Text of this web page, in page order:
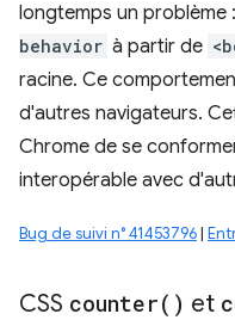
longtemps un problème
behavior à partir de
racine. Ce
d'autres navigateurs.
Chrome de se
interopérable avec
Bug de suivi n° 41453796|
CSS counter( ) et